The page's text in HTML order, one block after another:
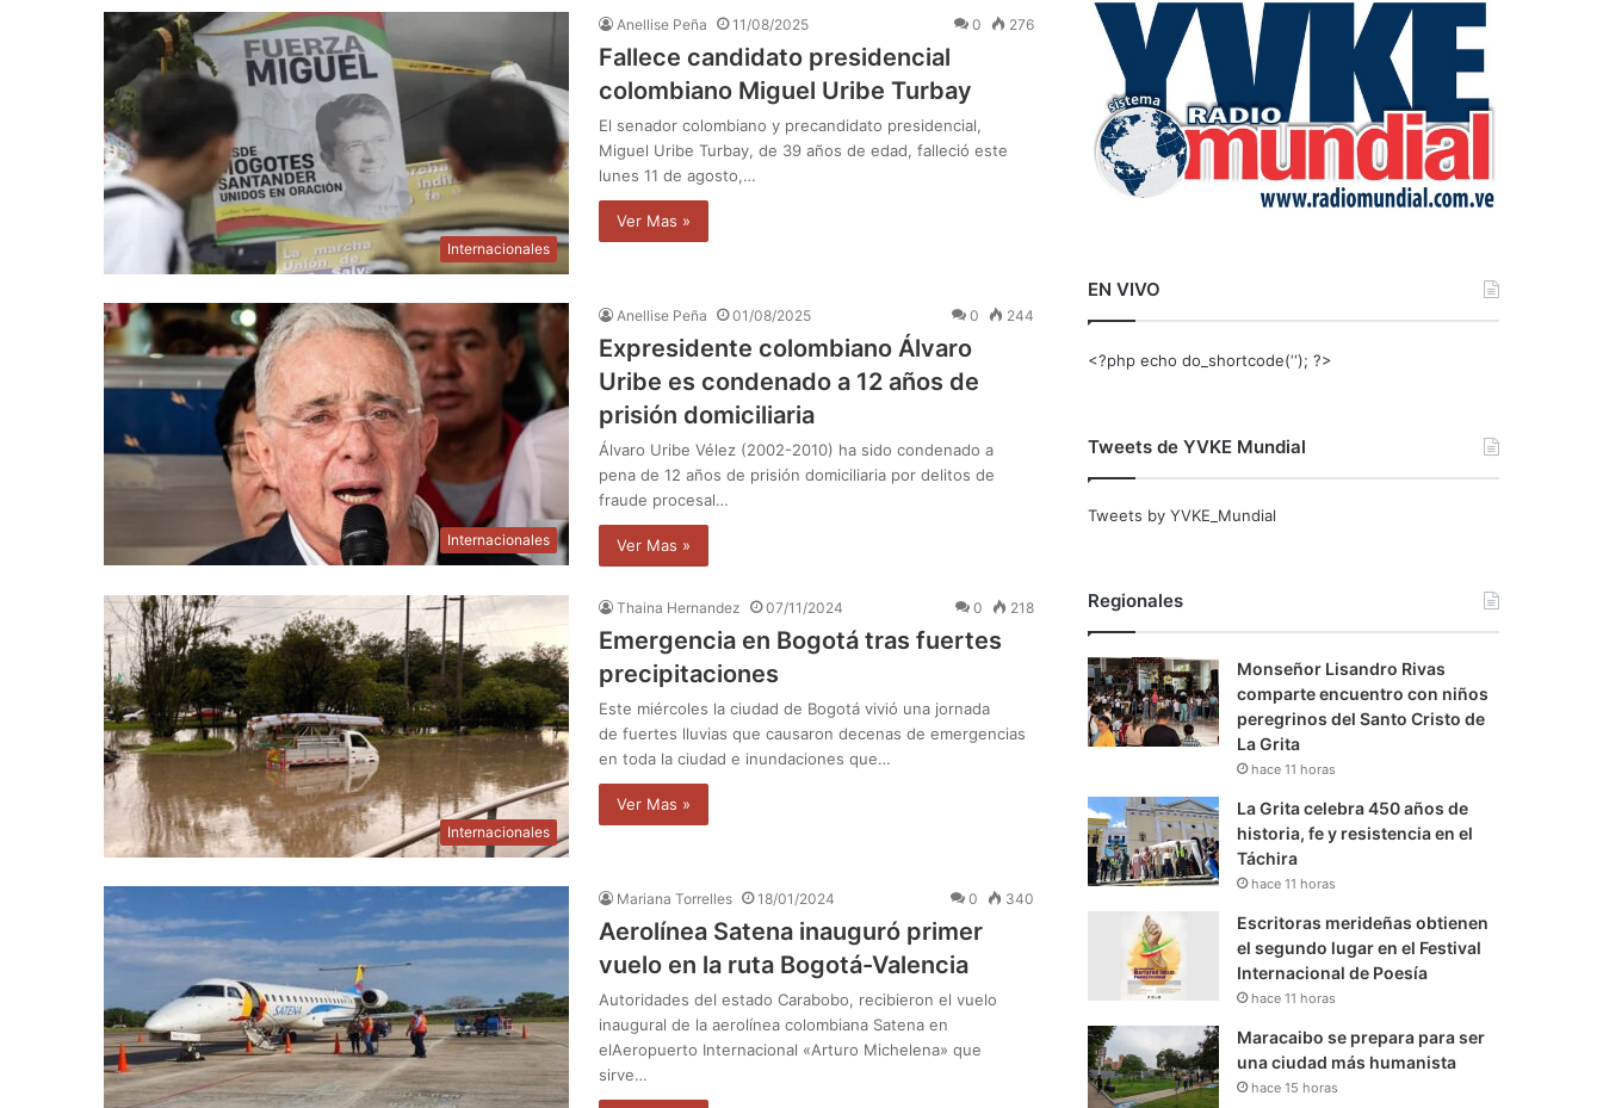
Internacionales
Anellise Peña 11/08/2025 0 276
Fallece candidato presidencial
colombiano Miguel Uribe Turbay
El senador colombiano y precandidato presidencial,
Miguel Uribe Turbay, de 39 años de edad, falleció este
lunes 11 de agosto,…
Ver Mas »
Internacionales
Anellise Peña 01/08/2025 0 244
Expresidente colombiano Álvaro
Uribe es condenado a 12 años de
prisión domiciliaria
Álvaro Uribe Vélez (2002-2010) ha sido condenado a
pena de 12 años de prisión domiciliaria por delitos de
fraude procesal…
Ver Mas »
Internacionales
Thaina Hernandez 07/11/2024 0 218
Emergencia en Bogotá tras fuertes
precipitaciones
Este miércoles la ciudad de Bogotá vivió una jornada
de fuertes lluvias que causaron decenas de emergencias
en toda la ciudad e inundaciones que…
Ver Mas »
Mariana Torrelles 18/01/2024 0 340
Aerolínea Satena inauguró primer
vuelo en la ruta Bogotá-Valencia
Autoridades del estado Carabobo, recibieron el vuelo
inaugural de la aerolínea colombiana Satena en
elAeropuerto Internacional «Arturo Michelena» que
sirve…
r
EN VIVO
<?php echo do_shortcode(‘‘); ?>
Tweets de YVKE Mundial
Tweets by YVKE_Mundial
Regionales
Monseñor Lisandro Rivas
comparte encuentro con niños
peregrinos del Santo Cristo de
La Grita
hace 11 horas
La Grita celebra 450 años de
historia, fe y resistencia en el
Táchira
hace 11 horas
Escritoras merideñas obtienen
el segundo lugar en el Festival
Internacional de Poesía
hace 11 horas
Maracaibo se prepara para ser
una ciudad más humanista
hace 15 horas